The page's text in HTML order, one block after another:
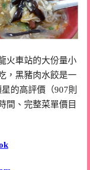
火車站的大份量小
，黑豬肉水餃是一
的高評價（907則
間、完整菜單價目